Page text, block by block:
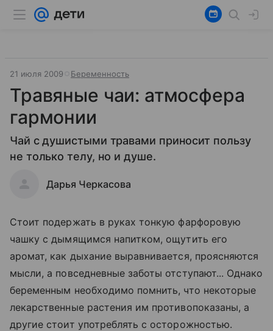
21 июля 2009 Беременность
Травяные чаи: атмосфера
гармонии
Чай с душистыми травами приносит пользу
не только телу, но и душе.
Дарья Черкасова
Стоит подержать в руках тонкую фарфоровую
чашку с дымящимся напитком, ощутить его
аромат, как дыхание выравнивается, проясняются
мысли, а повседневные заботы отступают... Однако
беременным необходимо помнить, что некоторые
лекарственные растения им противопоказаны, а
другие стоит употреблять с осторожностью.